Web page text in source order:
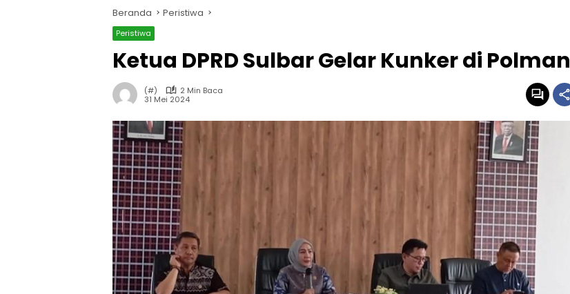
Beranda Peristiwa
Peristiwa
Ketua DPRD Sulbar Gelar Kunker di Polman
(#)
2 Min Baca
31 Mei 2024